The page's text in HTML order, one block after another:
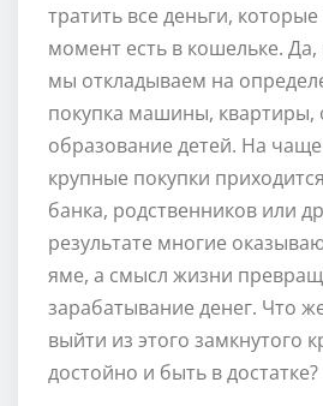
тратить все деньги,
момент есть в кошельке. Да,
мы откладываем на
покупка машины, квартиры,
образование детей. На
крупные покупки
банка, родственников или
результате многие
яме, а смысл жизни
зарабатывание денег. Что
выйти из этого замкнутого
достойно и быть в достатке?